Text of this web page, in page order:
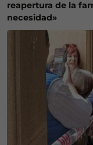
reapertura de la
necesidad»